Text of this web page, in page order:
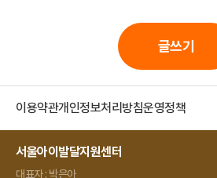
글쓰기
이용약관개인정보처리방침운영정책
서울아이발달지원센터
대표자 : 박은아